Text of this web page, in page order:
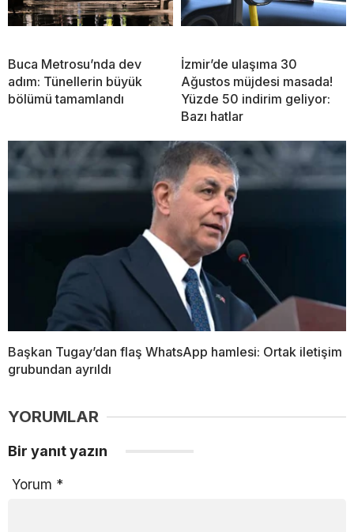
Buca Metrosu’nda dev
adım: Tünellerin büyük
bölümü tamamlandı
İzmir’de ulaşıma 30
Ağustos müjdesi masada!
Yüzde 50 indirim geliyor:
Bazı hatlar
Başkan Tugay’dan flaş WhatsApp hamlesi: Ortak iletişim
grubundan ayrıldı
YORUMLAR
Bir yanıt yazın
Yorum *